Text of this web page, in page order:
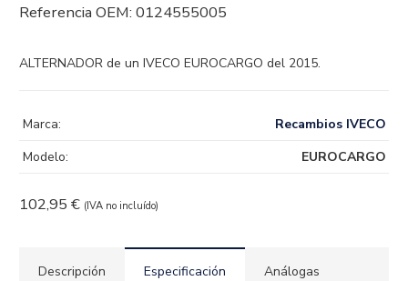
Referencia OEM: 0124555005
ALTERNADOR de un IVECO EUROCARGO del 2015.
102,95 € (IVA no incluído)
Marca:
Recambios IVECO
Modelo:
EUROCARGO
Descripción Especificación Análogas